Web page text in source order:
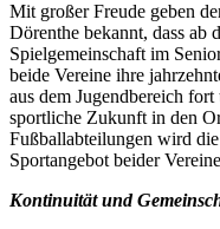
Mit großer Freude geben
Dörenthe bekannt, dass ab
Spielgemeinschaft im
beide Vereine ihre
aus dem Jugendbereich
sportliche Zukunft in den
Fußballabteilungen wird
Sportangebot beider
Kontinuität und